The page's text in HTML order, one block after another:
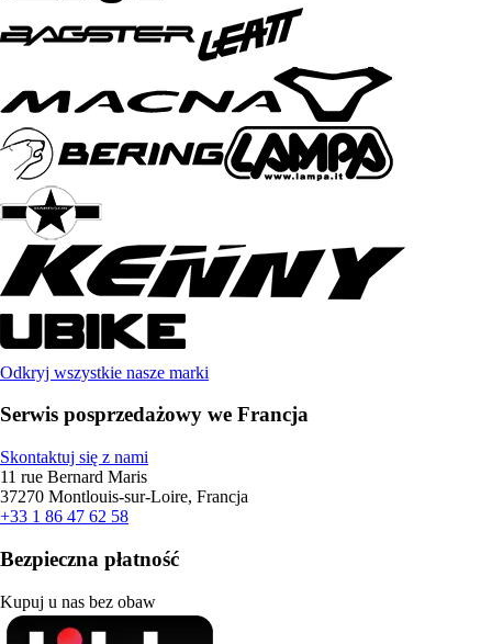
Odkryj wszystkie nasze marki
Serwis posprzedażowy we Francja
Skontaktuj się z nami
11 rue Bernard Maris
37270 Montlouis-sur-Loire, Francja
+33 1 86 47 62 58
Bezpieczna płatność
Kupuj u nas bez obaw